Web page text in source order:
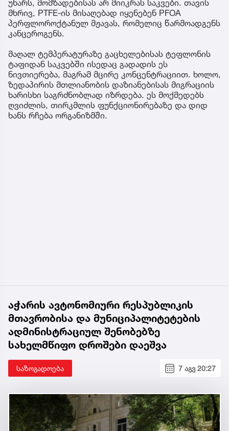
უნარს, მომზადებისას არ მიიკრას საკვები. თავის
მხრივ, PTFE-ის მისაღებად იყენებენ PFOA
პერფლოროქტანულ მჟავას, რომელიც წარმოადგენს
კანცეროგენს.
მაღალ ტემპერატურაზე გაცხელებისას ტეფლონის
ტაფიდან საკვებში ისედაც გადადის ეს
ნივთიერება, მაგრამ მცირე კონცენტრაციით. ხოლო,
ზედაპირის მთლიანობის დაზიანებისას მიგრაციის
ხარისხი საგრძნობლად იზრდება. ეს მოქმედებს
ღვიძლის, თირკმლის ფუნქციონირებაზე და დიდ
ხანს რჩება ორგანიზმში.
აჭარის ავტონომიური რესპუბლიკის
მთავრობისა და მუნიციპალიტეტების
ადმინისტრაციულ შენობებზე
სახელმწიფო დროშები დაეშვა
საზოგადოება 7 აგვ 20:27